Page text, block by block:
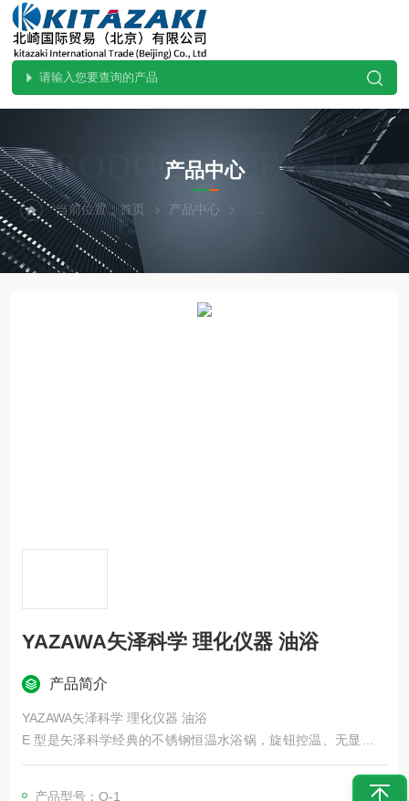
PRODUCTS CENTER
产品中心
当前位置：首页 产品中心 热卖！YAZAWA矢泽科学
YAZAWA矢泽科学 理化仪器 油浴
产品简介
YAZAWA矢泽科学 理化仪器 油浴
E 型是矢泽科学经典的不锈钢恒温水浴锅，旋钮控温、无显示、
带防干烧，主打小型容器加热 / 恒温，可与 KF 系列磁力搅拌器
产品型号：O-1